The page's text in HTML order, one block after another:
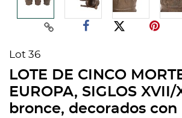
Lot 36
LOTE DE CINCO
EUROPA, SIGLOS XVII/
bronce, decorados con